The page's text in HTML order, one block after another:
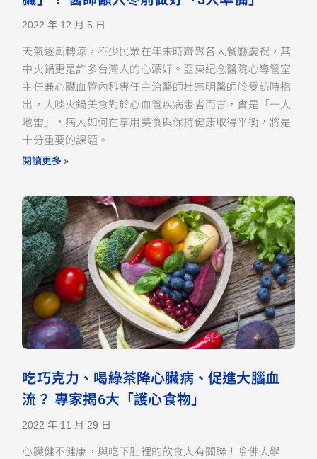
2022 年 12 月 5 日
天氣逐漸轉涼，不少民眾在年末時齊聚各大餐廳慶祝，其
中火鍋更是許多台灣人的心頭好。亞東紀念醫院心導管室
主任兼心臟血管內科專任主治醫師杜宗明醫師於受訪時指
出，大啖火鍋美食對於心血管疾病患者而言，實是「一大
地雷」，病人如何在享用美食與保持健康取得平衡，將是
十分重要的課題。
閱讀更多 »
吃巧克力、喝綠茶降心臟病、促進大腦血
流？ 專家揭6大「護心食物」
2022 年 11 月 29 日
心臟健不健康，與吃下肚裡的飲食大有關聯！哈佛大學